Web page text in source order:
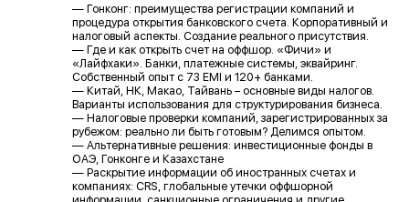
— Гонконг: преимущества регистрации компаний и
процедура открытия банковского счета. Корпоративный и
налоговый аспекты. Создание реального присутствия.
— Где и как открыть счет на оффшор. «Фичи» и
«Лайфхаки». Банки, платежные системы, эквайринг.
Собственный опыт с 73 EMI и 120+ банками.
— Китай, НК, Макао, Тайвань – основные виды налогов.
Варианты использования для структурирования бизнеса.
— Налоговые проверки компаний, зарегистрированных за
рубежом: реально ли быть готовым? Делимся опытом.
— Альтернативные решения: инвестиционные фонды в
ОАЭ, Гонконге и Казахстане
— Раскрытие информации об иностранных счетах и
компаниях: CRS, глобальные утечки оффшорной